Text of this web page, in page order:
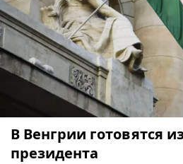
В Венгрии готовятся
президента